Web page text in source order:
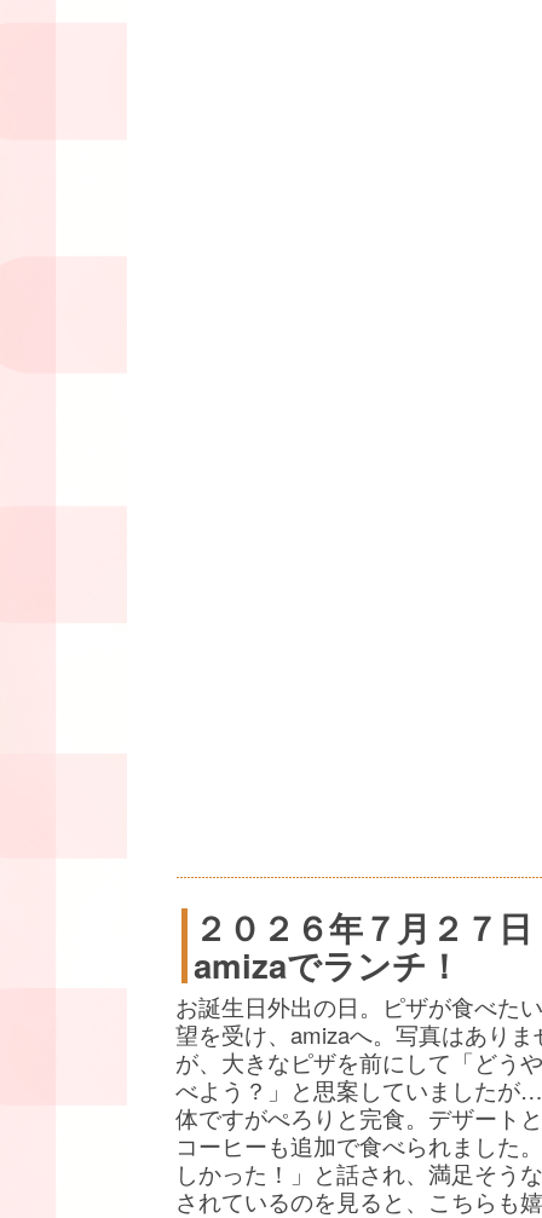
２０２６年７月２７日
amizaでランチ！
お誕生日外出の日。ピザが食べた
望を受け、amizaへ。写真はありま
が、大きなピザを前にして「どう
べよう？」と思案していましたが
体ですがぺろりと完食。デザート
コーヒーも追加で食べられました
しかった！」と話され、満足そう
されているのを見ると、こちらも